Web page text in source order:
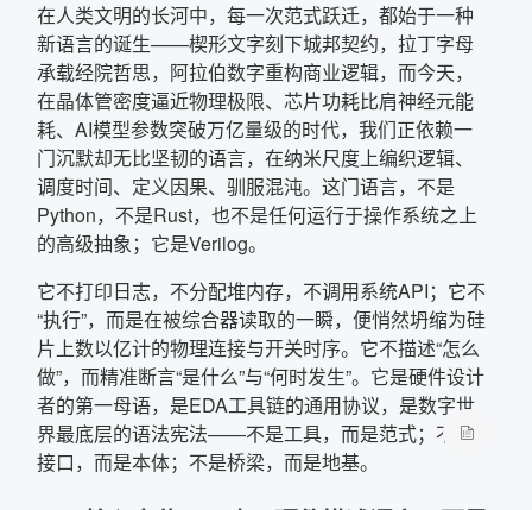
在人类文明的长河中，每一次范式跃迁，都始于一种
新语言的诞生——楔形文字刻下城邦契约，拉丁字母
承载经院哲思，阿拉伯数字重构商业逻辑，而今天，
在晶体管密度逼近物理极限、芯片功耗比肩神经元能
耗、AI模型参数突破万亿量级的时代，我们正依赖一
门沉默却无比坚韧的语言，在纳米尺度上编织逻辑、
调度时间、定义因果、驯服混沌。这门语言，不是
Python，不是Rust，也不是任何运行于操作系统之上
的高级抽象；它是Verilog。
它不打印日志，不分配堆内存，不调用系统API；它不
“执行”，而是在被综合器读取的一瞬，便悄然坍缩为硅
片上数以亿计的物理连接与开关时序。它不描述“怎么
做”，而精准断言“是什么”与“何时发生”。它是硬件设计
者的第一母语，是EDA工具链的通用协议，是数字世
界最底层的语法宪法——不是工具，而是范式；不是
接口，而是本体；不是桥梁，而是地基。